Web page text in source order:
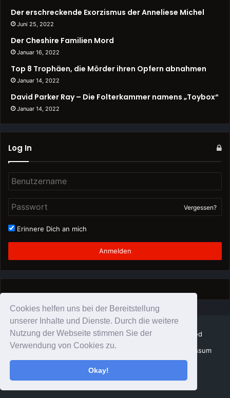
Cookies helfen uns bei der Bereitstellung
unserer Inhalte und Dienste. Durch die weitere
Nutzung der Webseite stimmen Sie der
Verwendung von Cookies zu.
Okay!
Der erschreckende Exorzismus der Anneliese Michel
Juni 25, 2022
Der Cheshire Familien Mord
Januar 16, 2022
Top 8 Trophäen, die Mörder ihren Opfern abnahmen
Januar 14, 2022
David Parker Ray – Die Folterkammer namens „Toybox“
Januar 14, 2022
Log In
Vergessen?
Erinnere Dich an mich
Anmelden
© Copyright Schattenzirkus 2026, All Rights Reserved
SchattenZirkus Team
Datenschutz Impressum
Twitter